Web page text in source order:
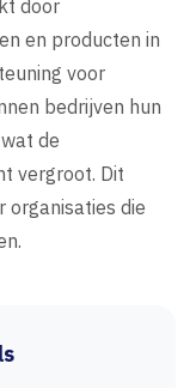
door
en producten in
voor
bedrijven hun
de
vergroot. Dit
organisaties die